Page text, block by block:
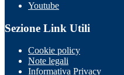
Youtube
Sezione Link Utili
Cookie policy
Note legali
Informativa Privacy